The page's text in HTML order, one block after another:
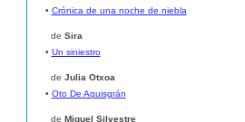
• Crónica de una noche de niebla
de Sira
• Un siniestro
de Julia Otxoa
• Oto De Aquisgrán
de Miquel Silvestre